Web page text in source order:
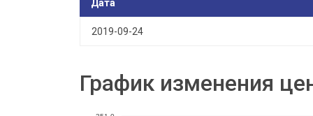
Дата
2019-09-24
График изменения